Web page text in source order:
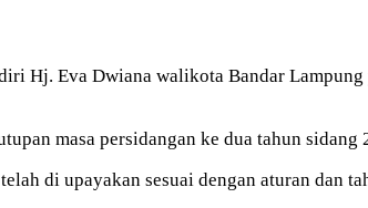
Hj. Eva Dwiana walikota Bandar
masa persidangan ke dua tahun sidang
di upayakan sesuai dengan aturan dan